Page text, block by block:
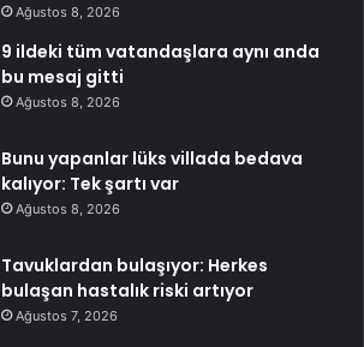
Ağustos 8, 2026
9 ildeki tüm vatandaşlara aynı anda
bu mesaj gitti
Ağustos 8, 2026
Bunu yapanlar lüks villada bedava
kalıyor: Tek şartı var
Ağustos 8, 2026
Tavuklardan bulaşıyor: Herkes
bulaşan hastalık riski artıyor
Ağustos 7, 2026